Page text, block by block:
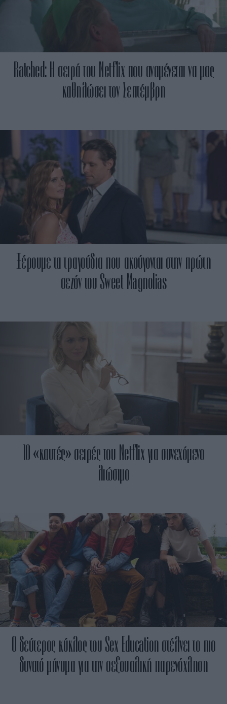
Ratched: H σειρά του Netflix που αναμένεται να μας
καθηλώσει τον Σεπτέμβρη
Ξέρουμε τα τραγούδια που ακούγονται στην πρώτη
σεζόν του Sweet Magnolias
10 «καυτές» σειρές του Netflix για συνεχόμενο
λιώσιμο
Ο δεύτερος κύκλος του Sex Education στέλνει το πιο
δυνατό μήνυμα για την σεξουαλική παρενόχληση